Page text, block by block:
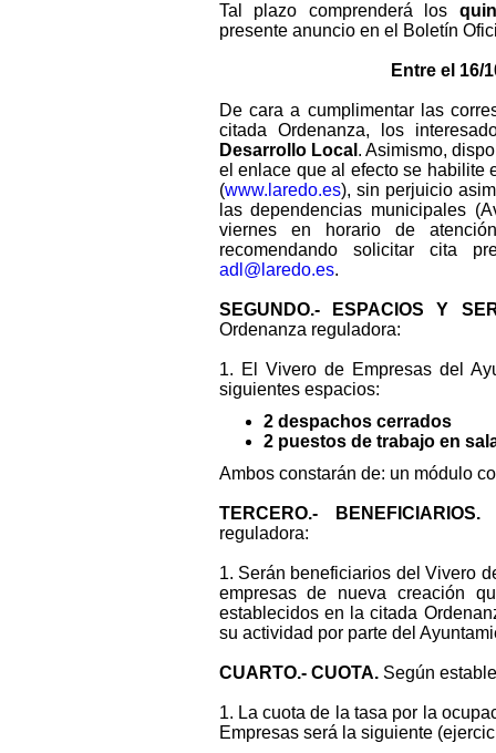
Tal plazo comprenderá los
presente anuncio en el Boletín
Entre el 16/
De cara a cumplimentar las
citada Ordenanza, los
Desarrollo Local . Asimismo,
el enlace que al efecto se habilite
(www.laredo.es), sin perjuicio
las dependencias municipales
viernes en horario de
recomendando solicitar cita
adl@laredo.es.
SEGUNDO.-
ESPACIOS Y
Ordenanza reguladora:
1. El Vivero de Empresas del
siguientes espacios:
2 despachos cerrados
2 puestos de trabajo en
Ambos constarán de: un módulo
TERCERO.- BENEFICIARIOS.
reguladora:
1. Serán beneficiarios del Vivero
empresas de nueva creación
establecidos en la citada
su actividad por parte del
CUARTO.- CUOTA. Según
1. La cuota de la tasa por la
Empresas será la siguiente